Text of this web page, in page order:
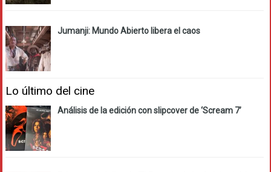
Jumanji: Mundo Abierto libera el caos
Lo último del cine
Análisis de la edición con slipcover de ‘Scream 7’